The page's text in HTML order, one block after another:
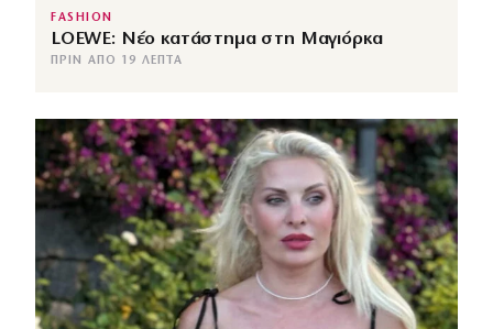
FASHION
LOEWE: Νέο κατάστημα στη Μαγιόρκα
ΠΡΙΝ ΑΠΌ 19 ΛΕΠΤΆ